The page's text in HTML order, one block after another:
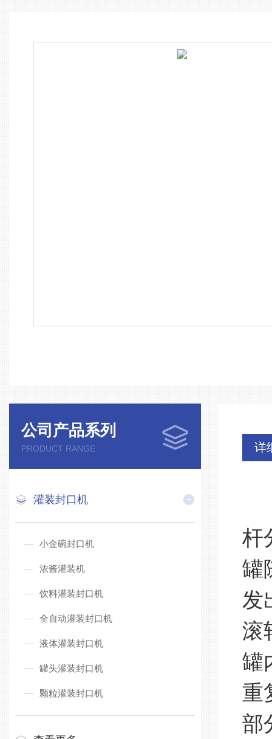
公司产品系列
PRODUCT RANGE
灌装封口机
小金碗封口机
浓酱灌装机
饮料灌装封口机
全自动灌装封口机
液体灌装封口机
罐头灌装封口机
颗粒灌装封口机
详
杆
罐
发
滚
罐
重
部